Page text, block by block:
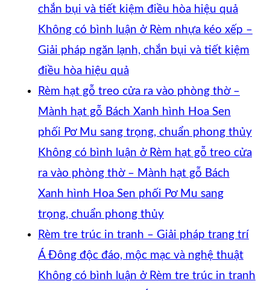
chắn bụi và tiết kiệm điều hòa hiệu quả
Không có bình luận ở Rèm nhựa kéo xếp –
Giải pháp ngăn lạnh, chắn bụi và tiết kiệm
điều hòa hiệu quả
Rèm hạt gỗ treo cửa ra vào phòng thờ –
Mành hạt gỗ Bách Xanh hình Hoa Sen
phối Pơ Mu sang trọng, chuẩn phong thủy
Không có bình luận ở Rèm hạt gỗ treo cửa
ra vào phòng thờ – Mành hạt gỗ Bách
Xanh hình Hoa Sen phối Pơ Mu sang
trọng, chuẩn phong thủy
Rèm tre trúc in tranh – Giải pháp trang trí
Á Đông độc đáo, mộc mạc và nghệ thuật
Không có bình luận ở Rèm tre trúc in tranh